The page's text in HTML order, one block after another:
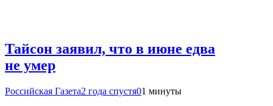
Тайсон заявил, что в июне едва
не умер
Российская Газета2 года спустя01 минуты